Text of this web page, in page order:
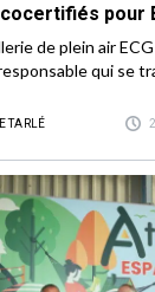
pour
de plein air
qui se
TARLÉ